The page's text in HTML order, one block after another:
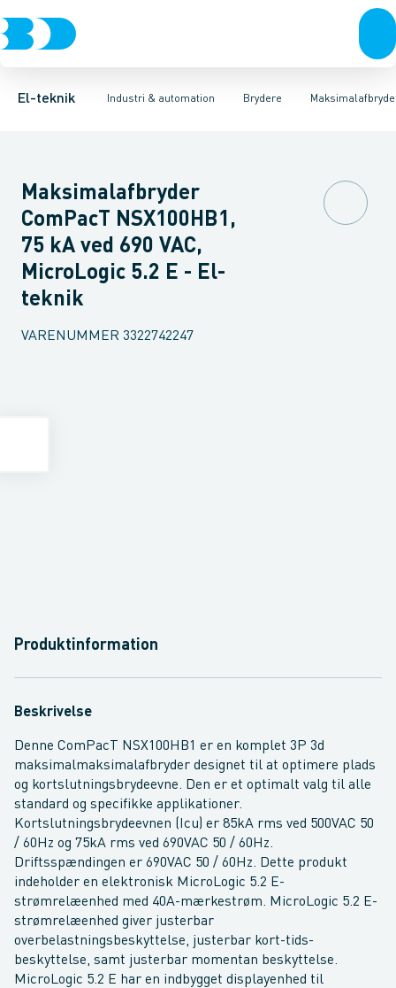
El-teknik Industri & automation
Afbrydere, stikkontakter & lampeudtagForgreningsmateriel
Brydere
Industristiksystemer Frekvensomformere og softstartere
Motorbetjening for effektafbryder Ombygningssæt til
Maksimalafbryder
ComPacT NSX100HB1,
75 kA ved 690 VAC,
MicroLogic 5.2 E - El-
teknik
VARENUMMER 3322742247
Produktinformation
Beskrivelse
Denne ComPacT NSX100HB1 er en komplet 3P 3d
maksimalmaksimalafbryder designet til at optimere plads
og kortslutningsbrydeevne. Den er et optimalt valg til alle
standard og specifikke applikationer.
Kortslutningsbrydeevnen (Icu) er 85kA rms ved 500VAC 50
/ 60Hz og 75kA rms ved 690VAC 50 / 60Hz.
Driftsspændingen er 690VAC 50 / 60Hz. Dette produkt
indeholder en elektronisk MicroLogic 5.2 E-
strømrelæenhed med 40A-mærkestrøm. MicroLogic 5.2 E-
strømrelæenhed giver justerbar
overbelastningsbeskyttelse, justerbar kort-tids-
beskyttelse, samt justerbar momentan beskyttelse.
MicroLogic 5.2 E har en indbygget displayenhed til